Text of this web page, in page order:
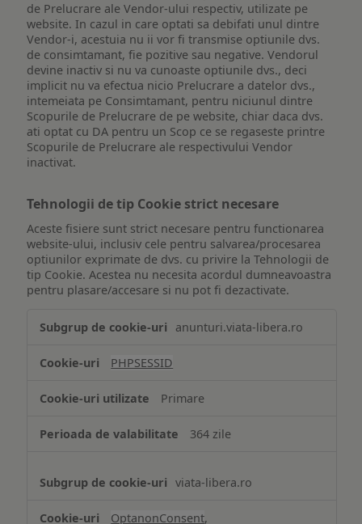
de Prelucrare ale Vendor-ului respectiv, utilizate pe
website. In cazul in care optati sa debifati unul dintre
Vendor-i, acestuia nu ii vor fi transmise optiunile dvs.
de consimtamant, fie pozitive sau negative. Vendorul
devine inactiv si nu va cunoaste optiunile dvs., deci
implicit nu va efectua nicio Prelucrare a datelor dvs.,
intemeiata pe Consimtamant, pentru niciunul dintre
Scopurile de Prelucrare de pe website, chiar daca dvs.
ati optat cu DA pentru un Scop ce se regaseste printre
Scopurile de Prelucrare ale respectivului Vendor
inactivat.
Tehnologii de tip Cookie strict necesare
Aceste fisiere sunt strict necesare pentru functionarea
website-ului, inclusiv cele pentru salvarea/procesarea
optiunilor exprimate de dvs. cu privire la Tehnologii de
tip Cookie. Acestea nu necesita acordul dumneavoastra
pentru plasare/accesare si nu pot fi dezactivate.
de
Cookie
necesare
anunturi.viata-libera.ro
PHPSESSID
Primare
364 zile
viata-libera.ro
OptanonConsent,